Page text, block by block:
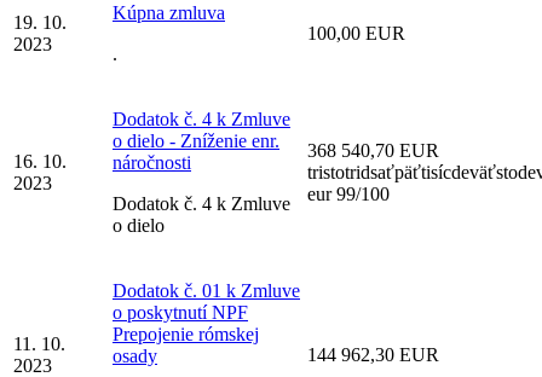
19. 10.
2023
Kúpna zmluva
.
100,00 EUR
16. 10.
2023
Dodatok č. 4 k Zmluve
o dielo - Zníženie enr.
náročnosti
Dodatok č. 4 k Zmluve
o dielo
368 540,70 EUR
eur 99/100
11. 10.
2023
Dodatok č. 01 k Zmluve
o poskytnutí NPF
Prepojenie rómskej
osady
144 962,30 EUR